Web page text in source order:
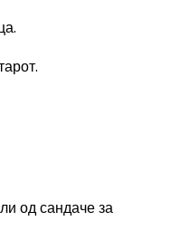
од сандаче за